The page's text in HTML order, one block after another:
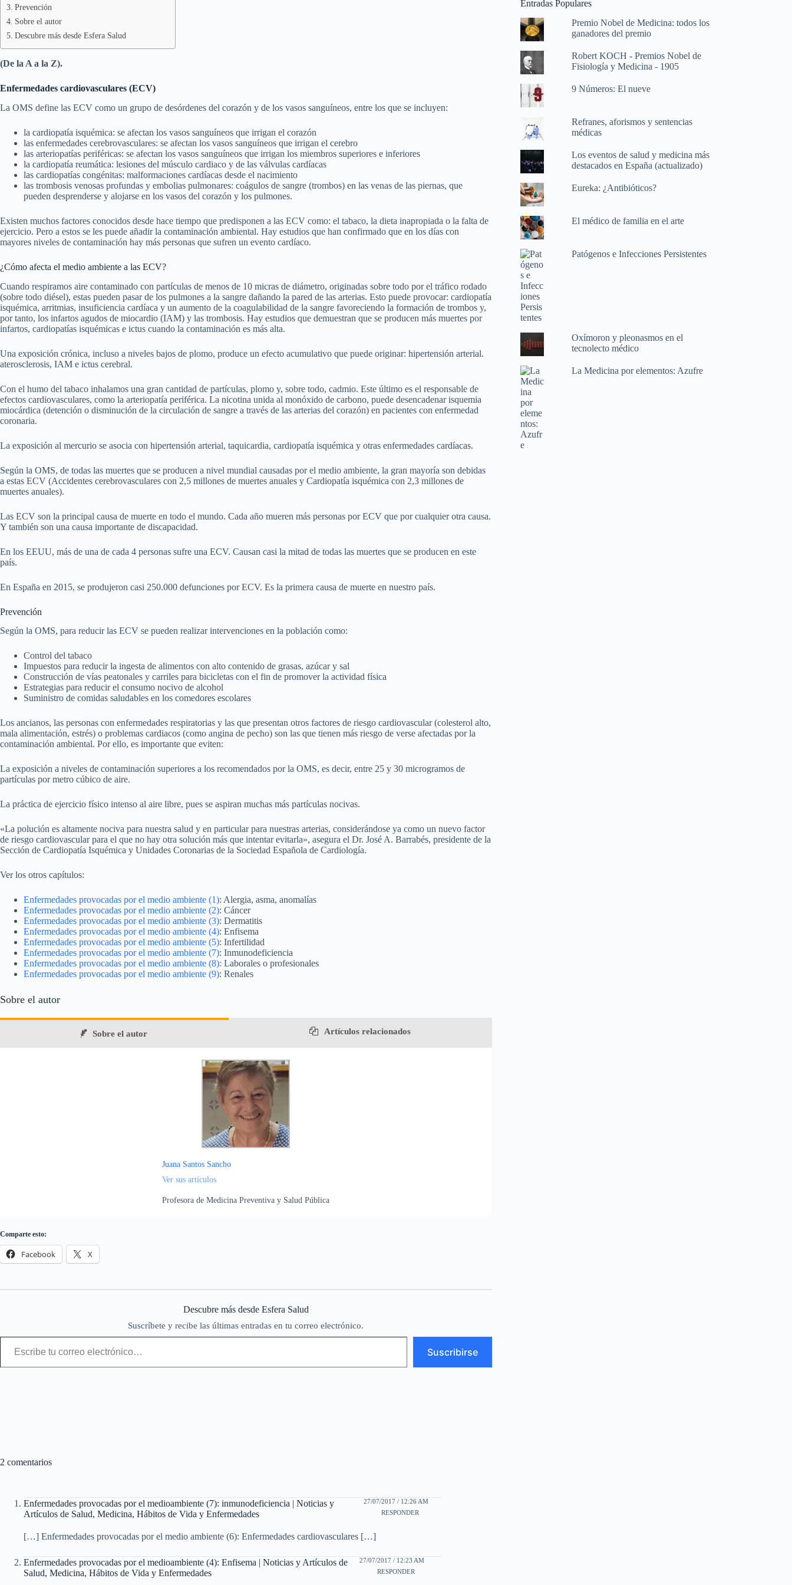
Prevención
Sobre el autor
Descubre más desde Esfera Salud
(De la A a la Z).
Enfermedades cardiovasculares (ECV)
La OMS define las ECV como un grupo de desórdenes del corazón y de los vasos sanguíneos, entre los que se incluyen:
la cardiopatía isquémica: se afectan los vasos sanguíneos que irrigan el corazón
las enfermedades cerebrovasculares: se afectan los vasos sanguíneos que irrigan el cerebro
las arteriopatías periféricas: se afectan los vasos sanguíneos que irrigan los miembros superiores e inferiores
la cardiopatía reumática: lesiones del músculo cardiaco y de las válvulas cardíacas
las cardiopatías congénitas: malformaciones cardíacas desde el nacimiento
las trombosis venosas profundas y embolias pulmonares: coágulos de sangre (trombos) en las venas de las piernas, que
pueden desprenderse y alojarse en los vasos del corazón y los pulmones.
Existen muchos factores conocidos desde hace tiempo que predisponen a las ECV como: el tabaco, la dieta inapropiada o la falta de
ejercicio. Pero a estos se les puede añadir la contaminación ambiental. Hay estudios que han confirmado que en los días con
mayores niveles de contaminación hay más personas que sufren un evento cardíaco.
¿Cómo afecta el medio ambiente a las ECV?
Cuando respiramos aire contaminado con partículas de menos de 10 micras de diámetro, originadas sobre todo por el tráfico rodado
(sobre todo diésel), estas pueden pasar de los pulmones a la sangre dañando la pared de las arterias. Esto puede provocar: cardiopatía
isquémica, arritmias, insuficiencia cardíaca y un aumento de la coagulabilidad de la sangre favoreciendo la formación de trombos y,
por tanto, los infartos agudos de miocardio (IAM) y las trombosis. Hay estudios que demuestran que se producen más muertes por
infartos, cardiopatías isquémicas e ictus cuando la contaminación es más alta.
Una exposición crónica, incluso a niveles bajos de plomo, produce un efecto acumulativo que puede originar: hipertensión arterial.
aterosclerosis, IAM e ictus cerebral.
Con el humo del tabaco inhalamos una gran cantidad de partículas, plomo y, sobre todo, cadmio. Este último es el responsable de
efectos cardiovasculares, como la arteriopatía periférica. La nicotina unida al monóxido de carbono, puede desencadenar isquemia
miocárdica (detención o disminución de la circulación de sangre a través de las arterias del corazón) en pacientes con enfermedad
coronaria.
La exposición al mercurio se asocia con hipertensión arterial, taquicardia, cardiopatía isquémica y otras enfermedades cardíacas.
Según la OMS, de todas las muertes que se producen a nivel mundial causadas por el medio ambiente, la gran mayoría son debidas
a estas ECV (Accidentes cerebrovasculares con 2,5 millones de muertes anuales y Cardiopatía isquémica con 2,3 millones de
muertes anuales).
Las ECV son la principal causa de muerte en todo el mundo. Cada año mueren más personas por ECV que por cualquier otra causa.
Y también son una causa importante de discapacidad.
En los EEUU, más de una de cada 4 personas sufre una ECV. Causan casi la mitad de todas las muertes que se producen en este
país.
En España en 2015, se produjeron casi 250.000 defunciones por ECV. Es la primera causa de muerte en nuestro país.
Prevención
Según la OMS, para reducir las ECV se pueden realizar intervenciones en la población como:
Control del tabaco
Impuestos para reducir la ingesta de alimentos con alto contenido de grasas, azúcar y sal
Construcción de vías peatonales y carriles para bicicletas con el fin de promover la actividad física
Estrategias para reducir el consumo nocivo de alcohol
Suministro de comidas saludables en los comedores escolares
Los ancianos, las personas con enfermedades respiratorias y las que presentan otros factores de riesgo cardiovascular (colesterol alto,
mala alimentación, estrés) o problemas cardiacos (como angina de pecho) son las que tienen más riesgo de verse afectadas por la
contaminación ambiental. Por ello, es importante que eviten:
La exposición a niveles de contaminación superiores a los recomendados por la OMS, es decir, entre 25 y 30 microgramos de
partículas por metro cúbico de aire.
La práctica de ejercicio físico intenso al aire libre, pues se aspiran muchas más partículas nocivas.
«La polución es altamente nociva para nuestra salud y en particular para nuestras arterias, considerándose ya como un nuevo factor
de riesgo cardiovascular para el que no hay otra solución más que intentar evitarla», asegura el Dr. José A. Barrabés, presidente de la
Sección de Cardiopatía Isquémica y Unidades Coronarias de la Sociedad Española de Cardiología.
Ver los otros capítulos:
Enfermedades provocadas por el medio ambiente (1): Alergia, asma, anomalías
Enfermedades provocadas por el medio ambiente (2): Cáncer
Enfermedades provocadas por el medio ambiente (3): Dermatitis
Enfermedades provocadas por el medio ambiente (4): Enfisema
Enfermedades provocadas por el medio ambiente (5): Infertilidad
Enfermedades provocadas por el medio ambiente (7): Inmunodeficiencia
Enfermedades provocadas por el medio ambiente (8): Laborales o profesionales
Enfermedades provocadas por el medio ambiente (9): Renales
Sobre el autor
Sobre el autor Artículos relacionados
Juana Santos Sancho
Ver sus artículos
Profesora de Medicina Preventiva y Salud Pública
Comparte esto:
Facebook X
Descubre más desde Esfera Salud
Suscríbete y recibe las últimas entradas en tu correo electrónico.
Escribe tu correo electrónico…
Suscribirse
Entradas Populares
Premio Nobel de Medicina: todos los
ganadores del premio
Robert KOCH - Premios Nobel de
Fisiología y Medicina - 1905
9 Números: El nueve
Refranes, aforismos y sentencias
médicas
Los eventos de salud y medicina más
destacados en España (actualizado)
Eureka: ¿Antibióticos?
El médico de familia en el arte
Patógenos e Infecciones Persistentes
Oxímoron y pleonasmos en el
tecnolecto médico
La Medicina por elementos: Azufre
2 comentarios
Enfermedades provocadas por el medioambiente (7): inmunodeficiencia | Noticias y
Artículos de Salud, Medicina, Hábitos de Vida y Enfermedades
27/07/2017 / 12:26 AM
RESPONDER
[…] Enfermedades provocadas por el medio ambiente (6): Enfermedades cardiovasculares […]
Enfermedades provocadas por el medioambiente (4): Enfisema | Noticias y Artículos de
Salud, Medicina, Hábitos de Vida y Enfermedades
27/07/2017 / 12:23 AM
RESPONDER